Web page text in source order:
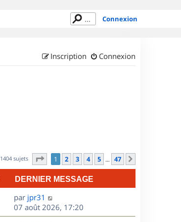
Connexion
Connexion
Inscription
1404 sujets Page sur47
1 2 3 4 5 … 47
DERNIER MESSAGE
D
e
r
par jpr31
07 août 2026, 17:20